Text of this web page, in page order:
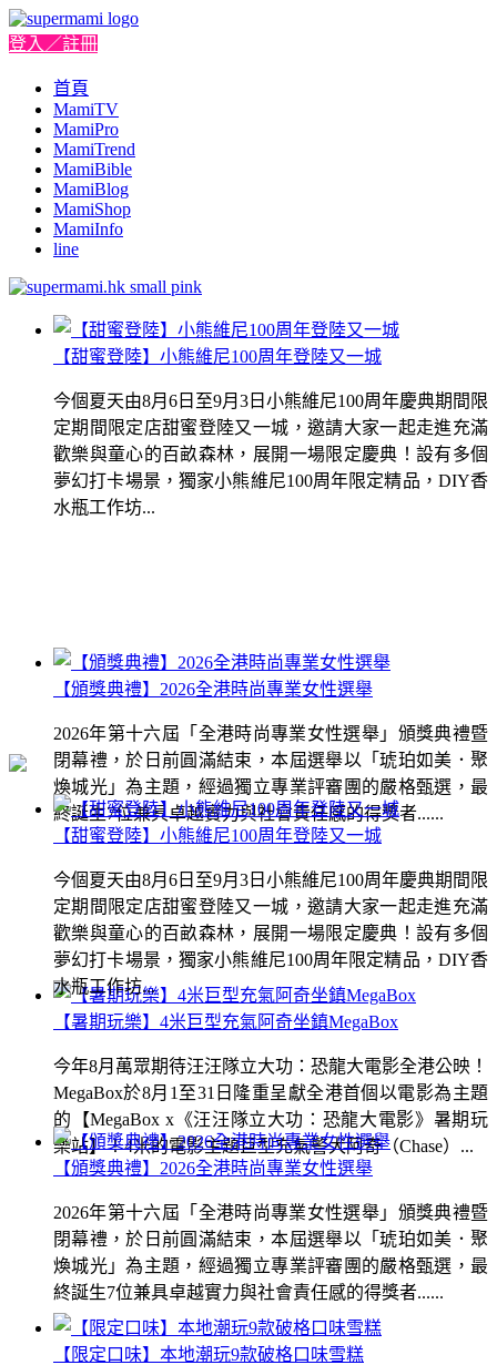
登入／註冊
首頁
MamiTV
MamiPro
MamiTrend
MamiBible
MamiBlog
MamiShop
MamiInfo
line
【甜蜜登陸】小熊維尼100周年登陸又一城
今個夏天由8月6日至9月3日小熊維尼100周年慶典期間限
定期間限定店甜蜜登陸又一城，邀請大家一起走進充滿
歡樂與童心的百畝森林，展開一場限定慶典！設有多個
夢幻打卡場景，獨家小熊維尼100周年限定精品，DIY香
水瓶工作坊...
【頒獎典禮】2026全港時尚專業女性選舉
2026年第十六屆「全港時尚專業女性選舉」頒獎典禮暨
閉幕禮，於日前圓滿結束，本屆選舉以「琥珀如美．聚
煥城光」為主題，經過獨立專業評審團的嚴格甄選，最
終誕生7位兼具卓越實力與社會責任感的得獎者......
【暑期玩樂】4米巨型充氣阿奇坐鎮MegaBox
今年8月萬眾期待汪汪隊立大功：恐龍大電影全港公映！
MegaBox於8月1至31日隆重呈獻全港首個以電影為主題
的【MegaBox x《汪汪隊立大功：恐龍大電影》暑期玩
樂站】！4米的電影主題巨型充氣警犬阿奇（Chase）...
【限定口味】本地潮玩9款破格口味雪糕
【甜蜜登陸】小熊維尼100周年登陸又一城
今個夏天由8月6日至9月3日小熊維尼100周年慶典期間限
定期間限定店甜蜜登陸又一城，邀請大家一起走進充滿
歡樂與童心的百畝森林，展開一場限定慶典！設有多個
夢幻打卡場景，獨家小熊維尼100周年限定精品，DIY香
水瓶工作坊...
【頒獎典禮】2026全港時尚專業女性選舉
2026年第十六屆「全港時尚專業女性選舉」頒獎典禮暨
閉幕禮，於日前圓滿結束，本屆選舉以「琥珀如美．聚
煥城光」為主題，經過獨立專業評審團的嚴格甄選，最
終誕生7位兼具卓越實力與社會責任感的得獎者......